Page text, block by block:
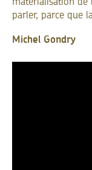
matérialisation de
parler, parce que
Michel Gondry